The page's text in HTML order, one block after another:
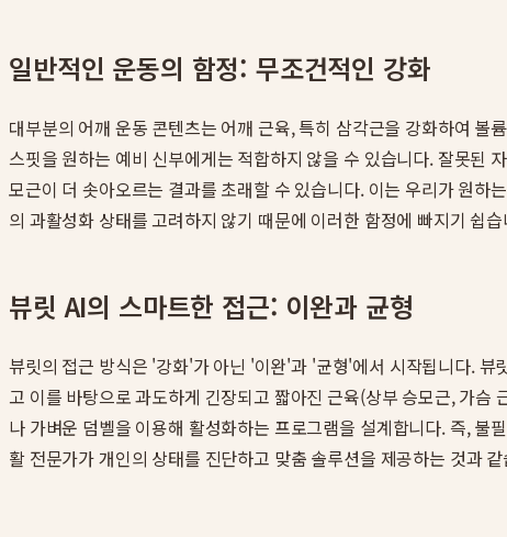
일반적인 운동의 함정: 무조건적인 강화
대부분의 어깨 운동 콘텐츠는 어깨 근육, 특히 삼각근을 강화하여 볼
스핏을 원하는 예비 신부에게는 적합하지 않을 수 있습니다. 잘못된
모근이 더 솟아오르는 결과를 초래할 수 있습니다. 이는 우리가 원하는
의 과활성화 상태를 고려하지 않기 때문에 이러한 함정에 빠지기 쉽
뷰릿 AI의 스마트한 접근: 이완과 균형
뷰릿의 접근 방식은 '강화'가 아닌 '이완'과 '균형'에서 시작됩니다. 뷰
고 이를 바탕으로 과도하게 긴장되고 짧아진 근육(상부 승모근, 가
나 가벼운 덤벨을 이용해 활성화하는 프로그램을 설계합니다. 즉,
활 전문가가 개인의 상태를 진단하고 맞춤 솔루션을 제공하는 것과